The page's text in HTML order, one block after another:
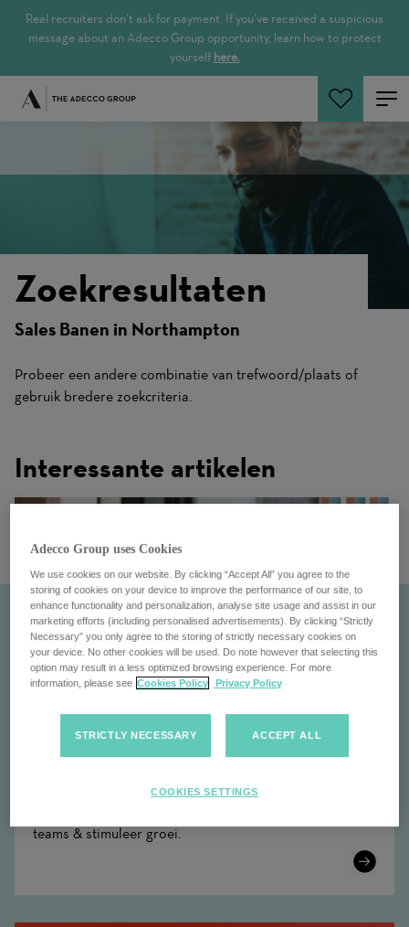
Real recruiters don’t ask for payment. If you’ve received a suspicious
message about an Adecco Group opportunity, learn how to protect
yourself here.
Zoeken
Zoekresultaten
Sales Banen in Northampton
Probeer een andere combinatie van trefwoord/plaats of
gebruik bredere zoekcriteria.
Interessante artikelen
teams & stimuleer groei.
Learn
Adecco Group uses Cookies
We use cookies on our website. By clicking “Accept All” you agree to the
storing of cookies on your device to improve the performance of our site, to
enhance functionality and personalization, analyse site usage and assist in our
marketing efforts (including personalised advertisements). By clicking “Strictly
Necessary” you only agree to the storing of strictly necessary cookies on
your device. No other cookies will be used. Do note however that selecting this
option may result in a less optimized browsing experience. For more
information, please see Cookies Policy Privacy Policy
STRICTLY NECESSARY ACCEPT ALL
COOKIES SETTINGS